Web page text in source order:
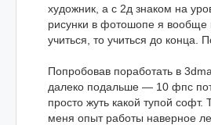
художник, а с 2д знаком на
рисунки в фотошопе я вообще
учиться, то учиться до конца.
Попробовав поработать в
далеко подальше — 10 фпс
просто жуть какой тупой софт.
меня опыт работы наверное